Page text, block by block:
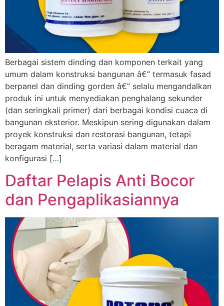
Berbagai sistem dinding dan komponen terkait yang
umum dalam konstruksi bangunan â€” termasuk fasad
berpanel dan dinding gorden â€” selalu mengandalkan
produk ini untuk menyediakan penghalang sekunder
(dan seringkali primer) dari berbagai kondisi cuaca di
bangunan eksterior. Meskipun sering digunakan dalam
proyek konstruksi dan restorasi bangunan, tetapi
beragam material, serta variasi dalam material dan
konfigurasi […]
Daftar Pelapis Anti Bocor
dan Pengaplikasiannya